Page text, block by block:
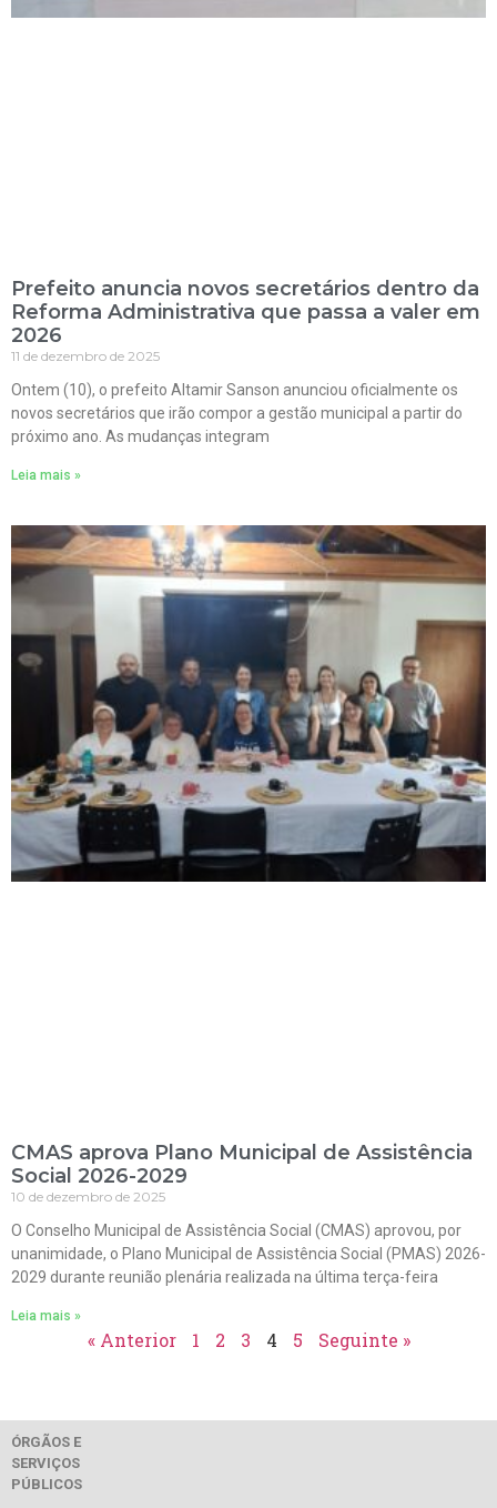
Prefeito anuncia novos secretários dentro da
Reforma Administrativa que passa a valer em
2026
11 de dezembro de 2025
Ontem (10), o prefeito Altamir Sanson anunciou oficialmente os
novos secretários que irão compor a gestão municipal a partir do
próximo ano. As mudanças integram
Leia mais »
CMAS aprova Plano Municipal de Assistência
Social 2026-2029
10 de dezembro de 2025
O Conselho Municipal de Assistência Social (CMAS) aprovou, por
unanimidade, o Plano Municipal de Assistência Social (PMAS) 2026-
2029 durante reunião plenária realizada na última terça-feira
Leia mais »
« Anterior 1 2 3 4 5 Seguinte »
ÓRGÃOS E
SERVIÇOS
PÚBLICOS